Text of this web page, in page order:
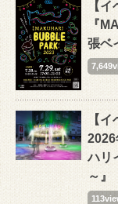
【
『
張ベ
【
2026
ハリ
～』